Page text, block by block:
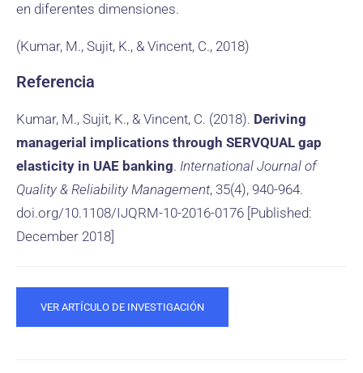
en diferentes dimensiones.
(Kumar, M., Sujit, K., & Vincent, C., 2018)
Referencia
Kumar, M., Sujit, K., & Vincent, C. (2018). Deriving
managerial implications through SERVQUAL gap
elasticity in UAE banking. International Journal of
Quality & Reliability Management, 35(4), 940-964.
doi.org/10.1108/IJQRM-10-2016-0176 [Published:
December 2018]
VER ARTÍCULO DE INVESTIGACIÓN